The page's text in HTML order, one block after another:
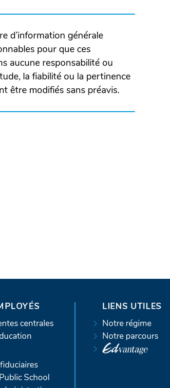
d’information générale
pour que ces
aucune responsabilité ou
la fiabilité ou la pertinence
être modifiés sans préavis.
LIENS UTILES
Notre régime
Notre parcours
centrales
School